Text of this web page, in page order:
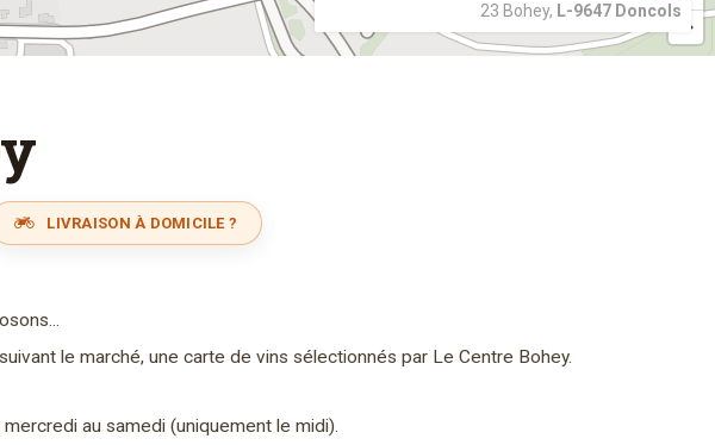
23 Bohey, L-9647 Doncols
LIVRAISON À DOMICILE ?
le marché, une carte de vins sélectionnés par Le Centre Bohey.
au samedi (uniquement le midi).